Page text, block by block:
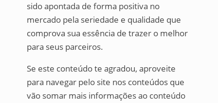
sido apontada de forma positiva no
mercado pela seriedade e qualidade que
comprova sua essência de trazer o melhor
para seus parceiros.
Se este conteúdo te agradou, aproveite
para navegar pelo site nos conteúdos que
vão somar mais informações ao conteúdo